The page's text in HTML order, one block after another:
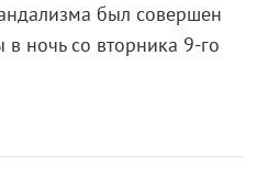
был совершен
ночь со вторника 9-го